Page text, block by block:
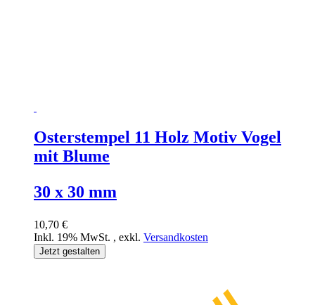
Osterstempel 11 Holz Motiv Vogel
mit Blume
30 x 30 mm
10,70 €
Inkl. 19% MwSt. , exkl. Versandkosten
Jetzt gestalten